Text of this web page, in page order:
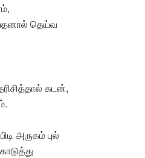
தெய்வ
கடன்,
அருகம் புல்